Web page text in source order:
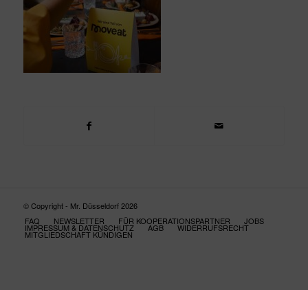
© Copyright - Mr. Düsseldorf 2026
FAQ
NEWSLETTER FÜR KOOPERATIONSPARTNER JOBS
IMPRESSUM & DATENSCHUTZ AGB WIDERRUFSRECHT
MITGLIEDSCHAFT KÜNDIGEN